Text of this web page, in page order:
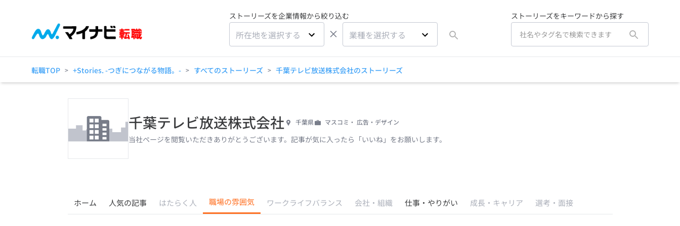
ストーリーズを企業情報から絞り込む
所在地を選択する × 業種を選択する
ストーリーズをキーワードから探す
転職TOP > +Stories. -つぎにつながる物語。- > すべてのストーリーズ > 千葉テレビ放送株式会社のストーリーズ
千葉テレビ放送株式会社 千葉県 マスコミ・ 広告・デザイン
当社ページを閲覧いただきありがとうございます。記事が気に入ったら「いいね」をお願いします。
ホーム 人気の記事 はたらく人 職場の雰囲気 ワークライフバランス 会社・組織 仕事・やりがい 成長・キャリア 選考・面接